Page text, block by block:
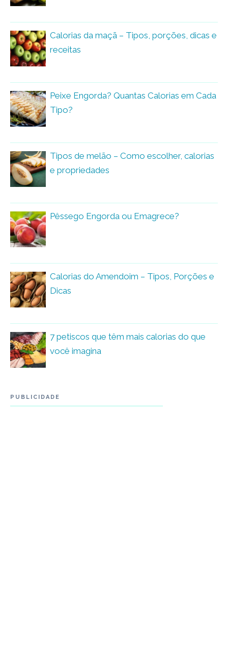
Calorias da maçã – Tipos, porções, dicas e
receitas
Peixe Engorda? Quantas Calorias em Cada
Tipo?
Tipos de melão – Como escolher, calorias
e propriedades
Pêssego Engorda ou Emagrece?
Calorias do Amendoim – Tipos, Porções e
Dicas
7 petiscos que têm mais calorias do que
você imagina
PUBLICIDADE